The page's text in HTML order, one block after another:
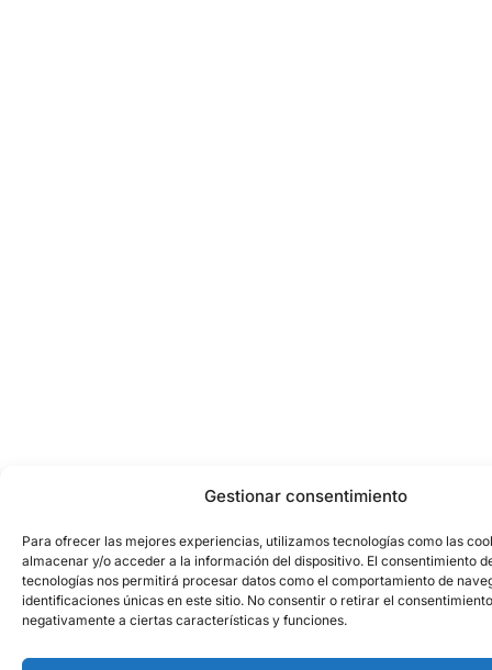
Gestionar consentimiento
Para ofrecer las mejores experiencias, utilizamos tecnologías como las
almacenar y/o acceder a la información del dispositivo. El consentimiento
tecnologías nos permitirá procesar datos como el comportamiento de
identificaciones únicas en este sitio. No consentir o retirar el
negativamente a ciertas características y funciones.